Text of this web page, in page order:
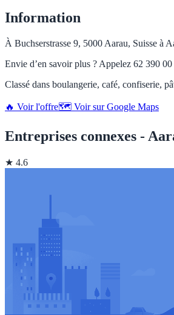
Information
À Buchserstrasse 9, 5000 Aarau, Suisse à
Envie d’en savoir plus ? Appelez 62 390
Classé dans boulangerie, café, confiserie,
🔥 Voir l'offre🗺️ Voir sur Google Maps
Entreprises connexes -
★ 4.6